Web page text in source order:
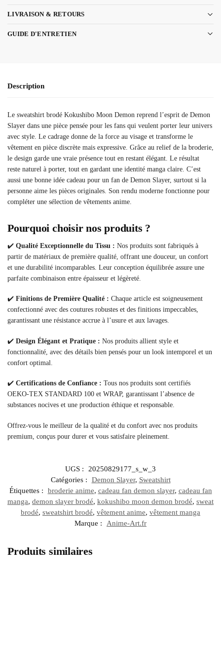
LIVRAISON & RETOURS
GUIDE D'ENTRETIEN
Description
Le sweatshirt brodé Kokushibo Moon Demon reprend l’esprit de Demon
Slayer dans une pièce pensée pour les fans qui veulent porter leur univers
avec style. Le cadrage donne de la force au visage et transforme le
vêtement en pièce discrète mais expressive. Grâce au relief de la broderie,
le design garde une vraie présence tout en restant élégant. Le résultat
reste naturel à porter, tout en gardant une identité manga claire. C’est
aussi une bonne idée cadeau pour un fan de Demon Slayer, surtout si la
personne aime les pièces originales. Son rendu moderne fonctionne pour
compléter une sélection de vêtements anime.
Pourquoi choisir nos produits ?
✔️ Qualité Exceptionnelle du Tissu : Nos produits sont fabriqués à
partir de matériaux de première qualité, offrant une douceur, un confort
et une durabilité incomparables. Leur conception équilibrée assure une
parfaite combinaison entre épaisseur et légèreté.
✔️ Finitions de Première Qualité : Chaque article est soigneusement
confectionné avec des coutures robustes et des finitions impeccables,
garantissant une résistance accrue à l’usure et aux lavages.
✔️ Design Élégant et Pratique : Nos produits allient style et
fonctionnalité, avec des détails bien pensés pour un look intemporel et un
confort optimal.
✔️ Certifications de Confiance : Tous nos produits sont certifiés
OEKO-TEX STANDARD 100 et WRAP, garantissant l’absence de
substances nocives et une production éthique et responsable.
Offrez-vous le meilleur de la qualité et du confort avec nos produits
premium, conçus pour durer et vous satisfaire pleinement.
UGS :
20250829177_s_w_3
Catégories :
Demon Slayer, Sweatshirt
Étiquettes :
broderie anime, cadeau fan demon slayer, cadeau fan
manga, demon slayer brodé, kokushibo moon demon brodé, sweat
brodé, sweatshirt brodé, vêtement anime, vêtement manga
Marque :
Anime-Art.fr
Produits similaires